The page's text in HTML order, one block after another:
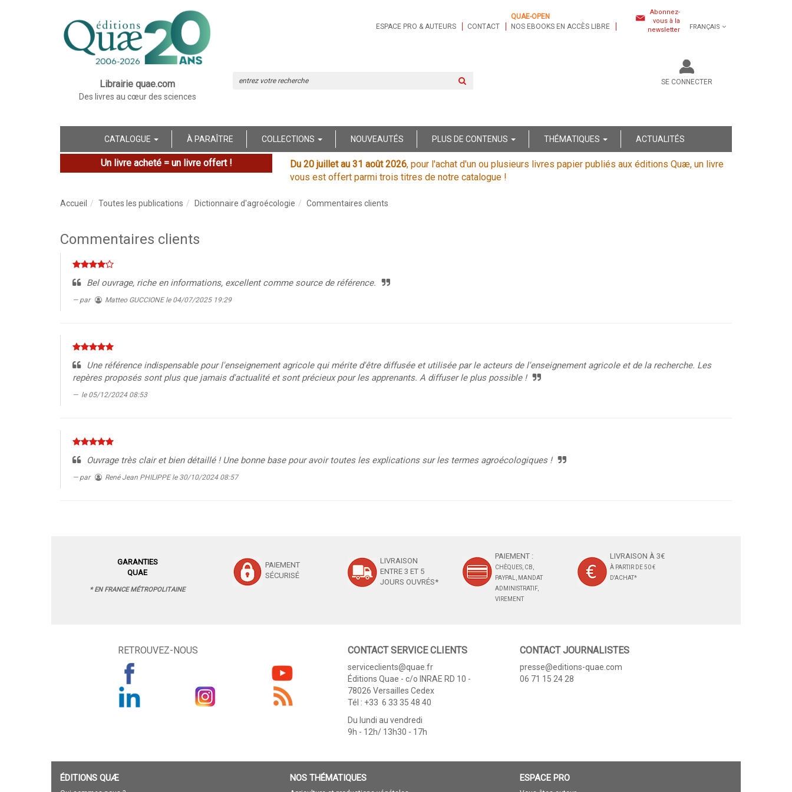
Librairie quae.com
Des livres au cœur des sciences
ESPACE PRO & AUTEURS CONTACT
QUAE-OPEN
NOS EBOOKS EN ACCÈS LIBRE
Abonnez-
vous à la
newsletter
FRANÇAIS
SE CONNECTER
CATALOGUE À PARAÎTRE COLLECTIONS NOUVEAUTÉS PLUS DE CONTENUS THÉMATIQUES ACTUALITÉS
Un livre acheté = un livre offert ! Du 20 juillet au 31 août 2026, pour l'achat d'un ou plusieurs livres papier publiés aux éditions Quæ, un livre
vous est offert parmi trois titres de notre catalogue !
Accueil Toutes les publications Dictionnaire d'agroécologie Commentaires clients
Commentaires clients
Bel ouvrage, riche en informations, excellent comme source de référence.
par Matteo GUCCIONEle 04/07/2025 19:29
Une référence indispensable pour l'enseignement agricole qui mérite d'être diffusée et utilisée par le acteurs de l'enseignement agricole et de la recherche. Les
repères proposés sont plus que jamais d'actualité et sont précieux pour les apprenants. A diffuser le plus possible !
le 05/12/2024 08:53
Ouvrage très clair et bien détaillé ! Une bonne base pour avoir toutes les explications sur les termes agroécologiques !
par René Jean PHILIPPEle 30/10/2024 08:57
GARANTIES
QUAE
* EN FRANCE MÉTROPOLITAINE
PAIEMENT
SÉCURISÉ
LIVRAISON
ENTRE 3 ET 5
JOURS OUVRÉS*
PAIEMENT :
CHÈQUES, CB,
PAYPAL, MANDAT
ADMINISTRATIF,
VIREMENT
LIVRAISON À 3€
À PARTIR DE 50 €
D'ACHAT*
RETROUVEZ-NOUS CONTACT SERVICE CLIENTS
serviceclients@quae.fr
Éditions Quae - c/o INRAE RD 10 -
78026 Versailles Cedex
Tél : +33 6 33 35 48 40
Du lundi au vendredi
9h - 12h/ 13h30 - 17h
CONTACT JOURNALISTES
presse@editions-quae.com
06 71 15 24 28
ÉDITIONS QUÆ NOS THÉMATIQUES ESPACE PRO